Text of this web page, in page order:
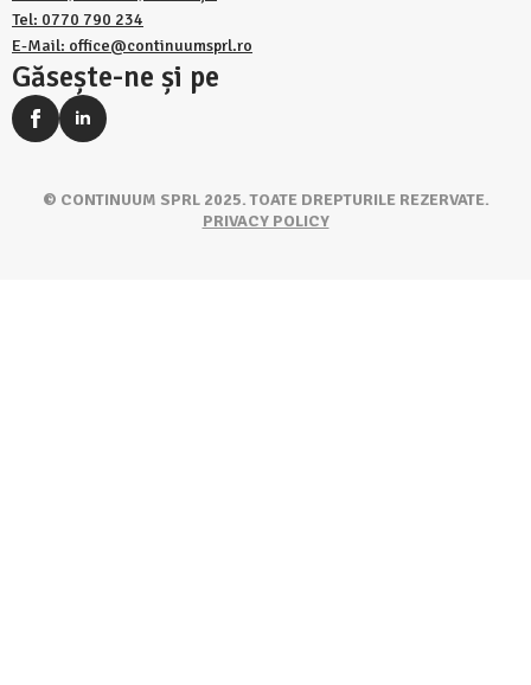
Tel: 0770 790 234
E-Mail: office@continuumsprl.ro
Găsește-ne și pe
© CONTINUUM SPRL 2025. TOATE DREPTURILE REZERVATE.
PRIVACY POLICY